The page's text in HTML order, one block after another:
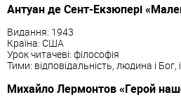
Антуан де Сент-Екзюпері
Видання: 1943
Країна: США
Урок читачеві: філософія
Тими: відповідальність, людина і Бог,
Михайло Лермонтов «Герой